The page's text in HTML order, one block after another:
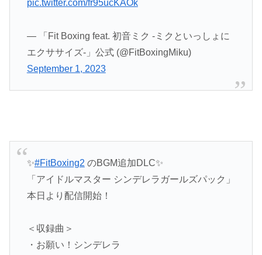
pic.twitter.com/fr95ucKAOk
— 「Fit Boxing feat. 初音ミク -ミクといっしょに
エクササイズ-」公式 (@FitBoxingMiku)
September 1, 2023
✨#FitBoxing2 のBGM追加DLC✨
「アイドルマスター シンデレラガールズパック」
本日より配信開始！
＜収録曲＞
・お願い！シンデレラ